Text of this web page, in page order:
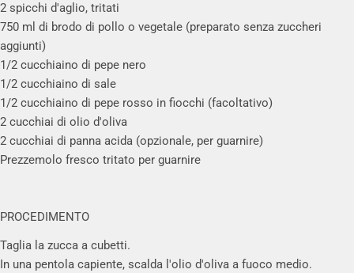
2 spicchi d'aglio, tritati
750 ml di brodo di pollo o vegetale (preparato senza zuccheri
aggiunti)
1/2 cucchiaino di pepe nero
1/2 cucchiaino di sale
1/2 cucchiaino di pepe rosso in fiocchi (facoltativo)
2 cucchiai di olio d'oliva
2 cucchiai di panna acida (opzionale, per guarnire)
Prezzemolo fresco tritato per guarnire
PROCEDIMENTO
Taglia la zucca a cubetti.
In una pentola capiente, scalda l'olio d'oliva a fuoco medio.